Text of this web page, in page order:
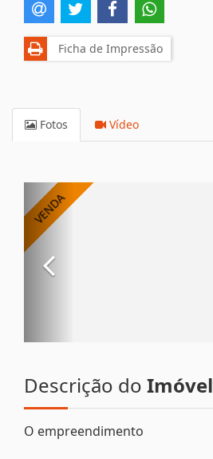
Ficha de Impressão
Fotos Vídeo
Descrição do Imóvel
O empreendimento